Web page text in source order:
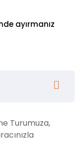
ayırmanız
Turumuza,